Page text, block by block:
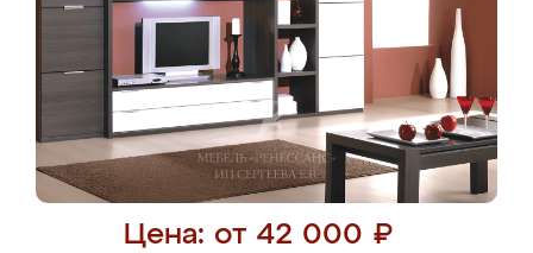
Цена: от 42 000 ₽